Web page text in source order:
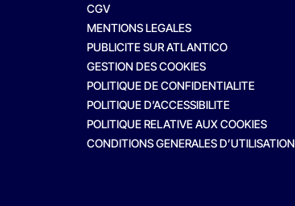
CGV
MENTIONS LEGALES
PUBLICITE SUR ATLANTICO
GESTION DES COOKIES
POLITIQUE DE CONFIDENTIALITE
POLITIQUE D’ACCESSIBILITE
POLITIQUE RELATIVE AUX COOKIES
CONDITIONS GENERALES D’UTILISATION